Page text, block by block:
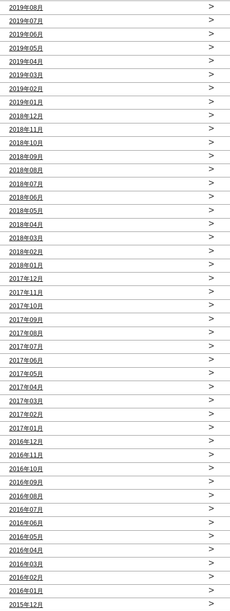
2019年08月 >
2019年07月 >
2019年06月 >
2019年05月 >
2019年04月 >
2019年03月 >
2019年02月 >
2019年01月 >
2018年12月 >
2018年11月 >
2018年10月 >
2018年09月 >
2018年08月 >
2018年07月 >
2018年06月 >
2018年05月 >
2018年04月 >
2018年03月 >
2018年02月 >
2018年01月 >
2017年12月 >
2017年11月 >
2017年10月 >
2017年09月 >
2017年08月 >
2017年07月 >
2017年06月 >
2017年05月 >
2017年04月 >
2017年03月 >
2017年02月 >
2017年01月 >
2016年12月 >
2016年11月 >
2016年10月 >
2016年09月 >
2016年08月 >
2016年07月 >
2016年06月 >
2016年05月 >
2016年04月 >
2016年03月 >
2016年02月 >
2016年01月 >
2015年12月 >